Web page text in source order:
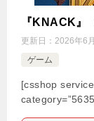
『KNACK』
更新日： 2026年6
ゲーム
[csshop